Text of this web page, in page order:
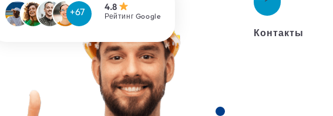
4.8
Рейтинг Google
Контакты